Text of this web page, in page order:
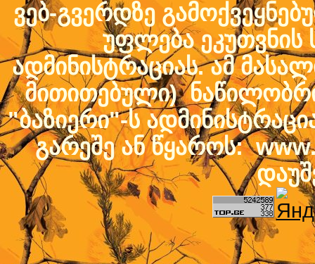
ვებ-გვერდზე
უფლება ეკუთვნის
ადმინისტრაციას. ამ
მითითებული)
"ბაზიერი"-ს
გარეშე ან წყაროს: